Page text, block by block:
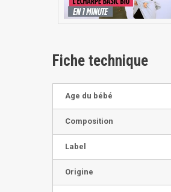
Fiche technique
Age du bébé
Composition
Label
Origine